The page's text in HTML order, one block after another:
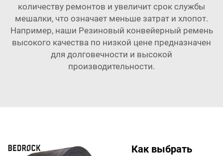
количеству ремонтов и увеличит срок службы
мешалки, что означает меньше затрат и хлопот.
Например, наши Резиновый конвейерный ремень
высокого качества по низкой цене предназначен
для долговечности и высокой
производительности.
Как выбрать